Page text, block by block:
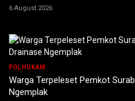
6 August 2026
POLHUKAM
Warga Terpeleset Pemkot
Ngemplak